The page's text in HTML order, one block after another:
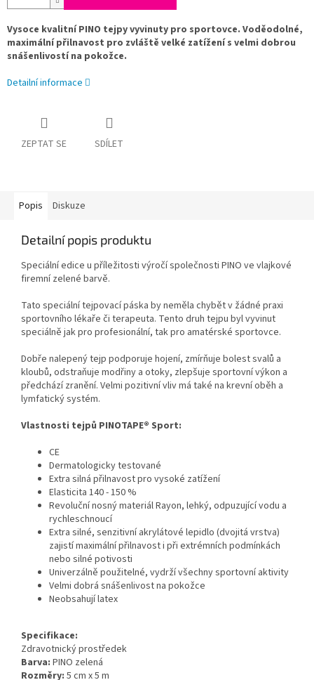
Vysoce kvalitní PINO tejpy vyvinuty pro sportovce. Voděodolné,
maximální přilnavost pro zvláště velké zatížení s velmi dobrou
snášenlivostí na pokožce.
Detailní informace
ZEPTAT SE SDÍLET
Popis Diskuze
Detailní popis produktu
Speciální edice u příležitosti výročí společnosti PINO ve vlajkové
firemní zelené barvě.
Tato speciální tejpovací páska by neměla chybět v žádné praxi
sportovního lékaře či terapeuta. Tento druh tejpu byl vyvinut
speciálně jak pro profesionální, tak pro amatérské sportovce.
Dobře nalepený tejp podporuje hojení, zmírňuje bolest svalů a
kloubů, odstraňuje modřiny a otoky, zlepšuje sportovní výkon a
předchází zranění. Velmi pozitivní vliv má také na krevní oběh a
lymfatický systém.
Vlastnosti tejpů PINOTAPE® Sport:
CE
Dermatologicky testované
Extra silná přilnavost pro vysoké zatížení
Elasticita 140 - 150 %
Revoluční nosný materiál Rayon, lehký, odpuzující vodu a
rychleschnoucí
Extra silné, senzitivní akrylátové lepidlo (dvojitá vrstva)
zajistí maximální přilnavost i při extrémních podmínkách
nebo silné potivosti
Univerzálně použitelné, vydrží všechny sportovní aktivity
Velmi dobrá snášenlivost na pokožce
Neobsahují latex
Specifikace:
Zdravotnický prostředek
Barva: PINO zelená
Rozměry: 5 cm x 5 m